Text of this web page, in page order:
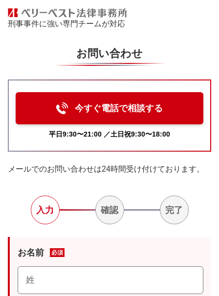
刑事事件に強い専門チームが対応
お問い合わせ
今すぐ電話で相談する
平日9:30〜21:00 ／土日祝9:30〜18:00
メールでのお問い合わせは24時間受け付けております。
入力 確認 完了
お名前 必須